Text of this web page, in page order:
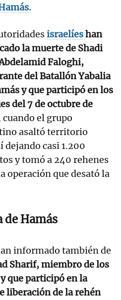
israelíeshan
la muerte de Shadi
Faloghi,
del Batallón Yabalia
y que participó en los
del 7 de octubre de
cuando el grupo
asaltó territorio
dejando casi 1.200
y tomó a 240 rehenes
operación que desató la
de Hamás
informado también de
Sharif, miembro de los
que participó en la
liberación de la rehén